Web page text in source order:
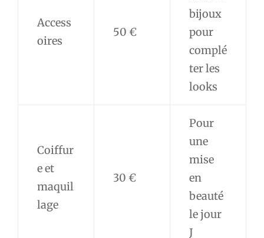
Access
oires
50 €
bijoux
pour
complé
ter les
looks
Coiffur
e et
maquil
lage
30 €
Pour
une
mise
en
beauté
le jour
J